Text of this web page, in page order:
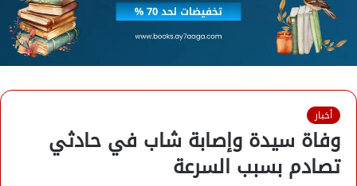
أخبار
وفاة سيدة وإصابة شاب في حادثي
تصادم بسبب السرعة